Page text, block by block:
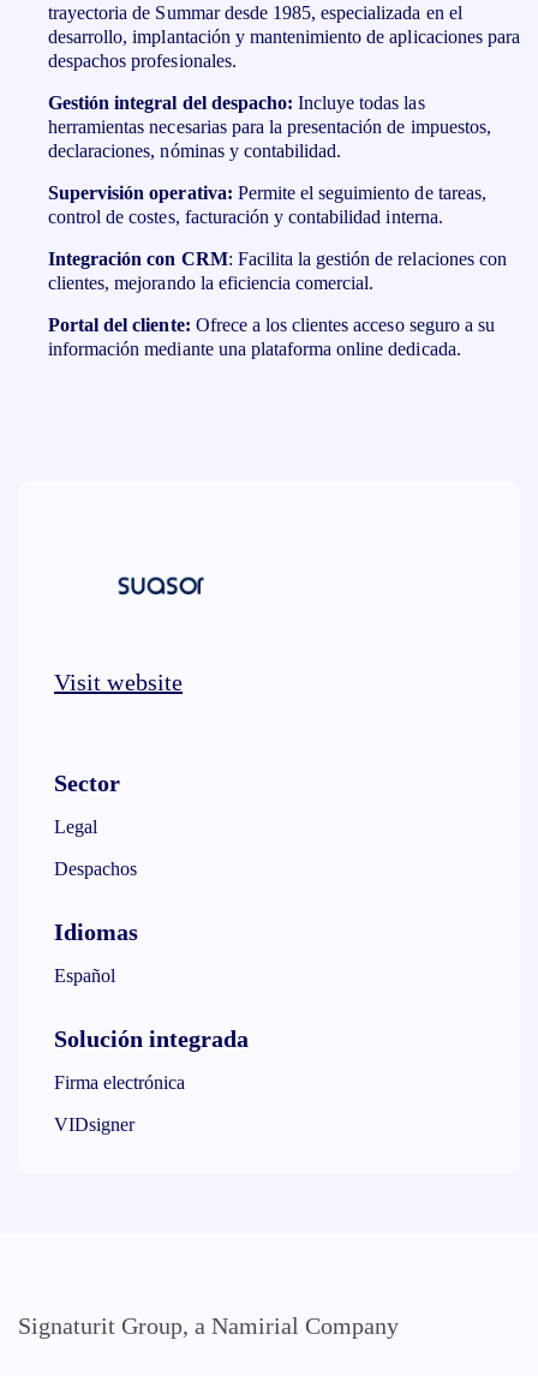
trayectoria de Summar desde 1985, especializada en el
desarrollo, implantación y mantenimiento de aplicaciones para
despachos profesionales.
Gestión integral del despacho: Incluye todas las
herramientas necesarias para la presentación de impuestos,
declaraciones, nóminas y contabilidad.
Supervisión operativa: Permite el seguimiento de tareas,
control de costes, facturación y contabilidad interna.
Integración con CRM: Facilita la gestión de relaciones con
clientes, mejorando la eficiencia comercial.
Portal del cliente: Ofrece a los clientes acceso seguro a su
información mediante una plataforma online dedicada.
Visit website
Sector
Legal
Despachos
Idiomas
Español
Solución integrada
Firma electrónica
VIDsigner
Signaturit Group, a Namirial Company